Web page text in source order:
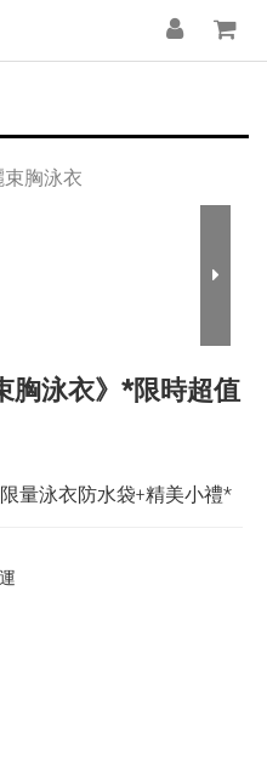
胸泳衣》*限時超值
量泳衣防水袋+精美小禮*